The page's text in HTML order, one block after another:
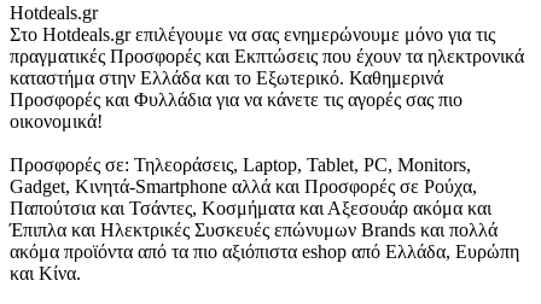
Hotdeals.gr
Στο Hotdeals.gr επιλέγουμε να σας ενημερώνουμε μόνο για τις
πραγματικές Προσφορές και Εκπτώσεις που έχουν τα ηλεκτρονικά
καταστήμα στην Ελλάδα και το Εξωτερικό. Καθημερινά
Προσφορές και Φυλλάδια για να κάνετε τις αγορές σας πιο
οικονομικά!
Προσφορές σε: Τηλεοράσεις, Laptop, Tablet, PC, Monitors,
Gadget, Κινητά-Smartphone αλλά και Προσφορές σε Ρούχα,
Παπούτσια και Τσάντες, Κοσμήματα και Αξεσουάρ ακόμα και
Έπιπλα και Ηλεκτρικές Συσκευές επώνυμων Brands και πολλά
ακόμα προϊόντα από τα πιο αξιόπιστα eshop από Ελλάδα, Ευρώπη
και Κίνα.